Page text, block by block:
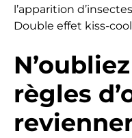
l’apparition
Double effet kiss-
règles